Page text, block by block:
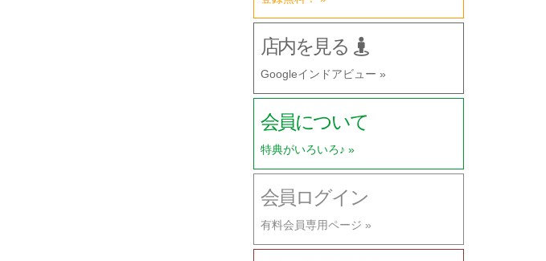
店内を見る
Googleインドアビュー »
会員について
特典がいろいろ♪ »
会員ログイン
有料会員専用ページ »